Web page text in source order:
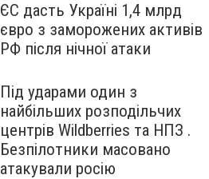
ЄС дасть Україні 1,4 млрд
євро з заморожених активів
РФ після нічної атаки
Під ударами один з
найбільших розподільчих
центрів Wildberries та НПЗ .
Безпілотники масовано
атакували росію